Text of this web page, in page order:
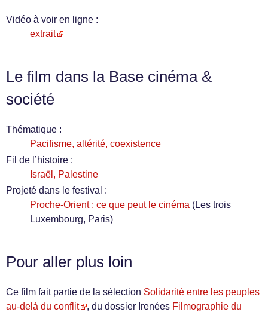
Vidéo à voir en ligne :
extrait
Le film dans la Base cinéma &
société
Thématique :
Pacifisme, altérité, coexistence
Fil de l’histoire :
Israël, Palestine
Projeté dans le festival :
Proche-Orient : ce que peut le cinéma (Les trois
Luxembourg, Paris)
Pour aller plus loin
Ce film fait partie de la sélection Solidarité entre les peuples
au-delà du conflit
, du dossier Irenées Filmographie du